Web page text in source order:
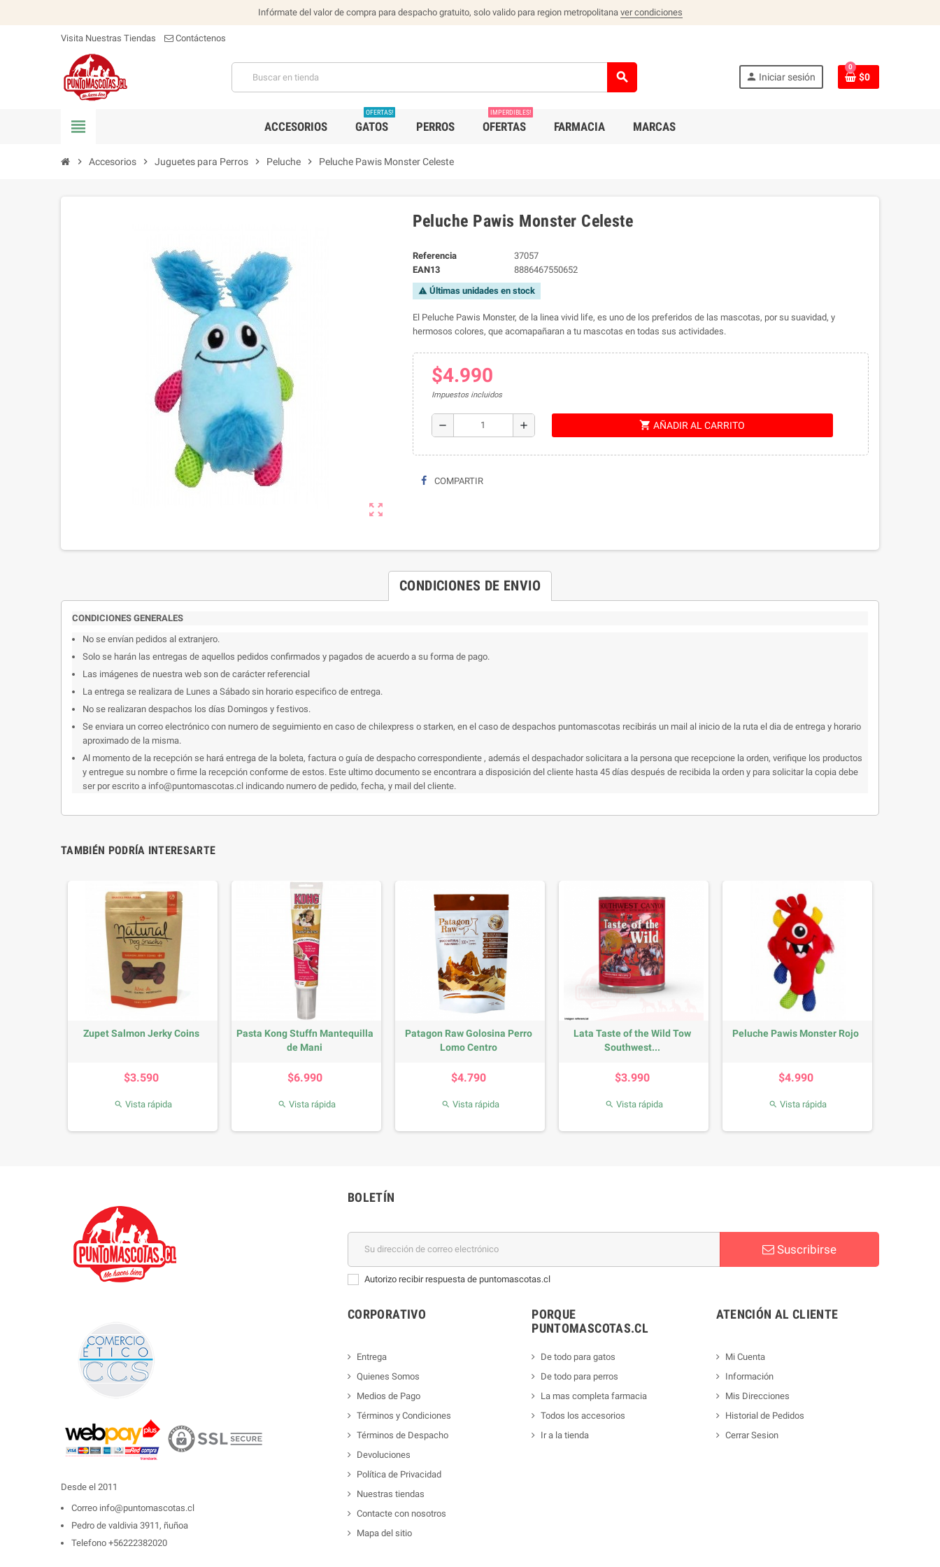
Infórmate del valor de compra para despacho gratuito, solo valido para region metropolitana ver condiciones
Visita Nuestras Tiendas Contáctenos
search person Iniciar sesión
0
$0
view_headline ACCESORIOS GATOS
OFERTAS!
PERROS OFERTAS
IMPERDIBLES!
FARMACIA MARCAS
chevron_right Accesorios chevron_right Juguetes para Perros chevron_right Peluche chevron_right Peluche Pawis Monster Celeste
zoom_out_map
Peluche Pawis Monster Celeste
Referencia
37057
EAN13
8886467550652
warning Últimas unidades en stock
El Peluche Pawis Monster, de la linea vivid life, es uno de los preferidos de las mascotas, por su suavidad, y
hermosos colores, que acomapañaran a tu mascotas en todas sus actividades.
$4.990
Impuestos incluidos
remove add shopping_cart AÑADIR AL CARRITO
COMPARTIR
CONDICIONES DE ENVIO
CONDICIONES GENERALES
No se envían pedidos al extranjero.
Solo se harán las entregas de aquellos pedidos confirmados y pagados de acuerdo a su forma de pago.
Las imágenes de nuestra web son de carácter referencial
La entrega se realizara de Lunes a Sábado sin horario especifico de entrega.
No se realizaran despachos los días Domingos y festivos.
Se enviara un correo electrónico con numero de seguimiento en caso de chilexpress o starken, en el caso de despachos puntomascotas recibirás un mail al inicio de la ruta el dia de entrega y horario
aproximado de la misma.
Al momento de la recepción se hará entrega de la boleta, factura o guía de despacho correspondiente , además el despachador solicitara a la persona que recepcione la orden, verifique los productos
y entregue su nombre o firme la recepción conforme de estos. Este ultimo documento se encontrara a disposición del cliente hasta 45 días después de recibida la orden y para solicitar la copia debe
ser por escrito a info@puntomascotas.cl indicando numero de pedido, fecha, y mail del cliente.
TAMBIÉN PODRÍA INTERESARTE
Zupet Salmon Jerky Coins
$3.590
 Vista rápida
Pasta Kong Stuffn Mantequilla
de Mani
$6.990
 Vista rápida
Patagon Raw Golosina Perro
Lomo Centro
$4.790
 Vista rápida
Lata Taste of the Wild Tow
Southwest...
$3.990
 Vista rápida
Peluche Pawis Monster Rojo
$4.990
 Vista rápida
Desde el 2011
Correo info@puntomascotas.cl
Pedro de valdivia 3911, ñuñoa
Telefono +56222382020
BOLETÍN
Suscribirse
Autorizo recibir respuesta de puntomascotas.cl
CORPORATIVO
Entrega
Quienes Somos
Medios de Pago
Términos y Condiciones
Términos de Despacho
Devoluciones
Política de Privacidad
Nuestras tiendas
Contacte con nosotros
Mapa del sitio
PORQUE
PUNTOMASCOTAS.CL
De todo para gatos
De todo para perros
La mas completa farmacia
Todos los accesorios
Ir a la tienda
ATENCIÓN AL CLIENTE
Mi Cuenta
Información
Mis Direcciones
Historial de Pedidos
Cerrar Sesion